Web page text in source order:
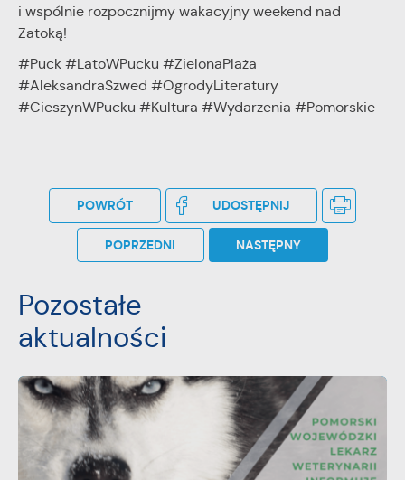
i wspólnie rozpocznijmy wakacyjny weekend nad
Zatoką!
#Puck #LatoWPucku #ZielonaPlaża
#AleksandraSzwed #OgrodyLiteratury
#CieszynWPucku #Kultura #Wydarzenia #Pomorskie
POWRÓT UDOSTĘPNIJ
POPRZEDNI NASTĘPNY
Pozostałe
aktualności